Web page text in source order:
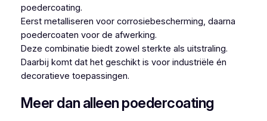
poedercoating.
Eerst metalliseren voor corrosiebescherming, daarna
poedercoaten voor de afwerking.
Deze combinatie biedt zowel sterkte als uitstraling.
Daarbij komt dat het geschikt is voor industriële én
decoratieve toepassingen.
Meer dan alleen poedercoating